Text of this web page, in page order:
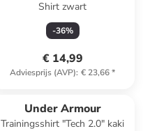
Shirt zwart
-36%
€ 14,99
Adviesprijs (AVP): € 23,66*
Under Armour
Trainingsshirt "Tech 2.0" kaki